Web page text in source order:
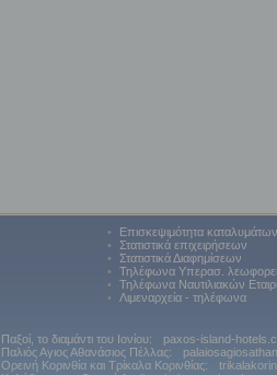
•
Επισκεψιμότητα καταλυμάτων
•
Στατιστικά επιχειρήσεων
•
Στατιστικά Διαφημίσεων
•
Τηλέφωνα Υπερασ.
•
Τηλέφωνα Ναυτιλιακών
•
Λιμεναρχεία - τηλέφωνα
Παξοί, το διαμάντι του Ιονίου:
paxos-island-
Παλιός Αγιος Αθανάσιος Πέλλας:
Ορεινή Κορινθία και Τρίκαλα Κορινθίας: